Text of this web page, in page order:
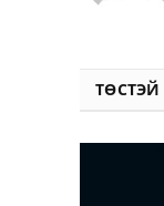
ТӨСТЭЙ